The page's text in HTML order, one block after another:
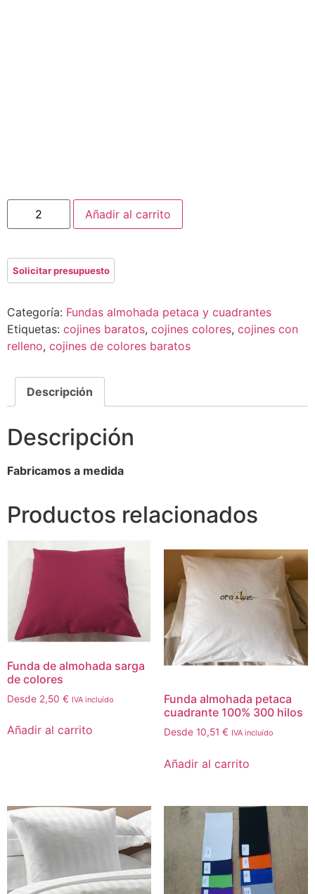
Añadir al carrito
Categoría: Fundas almohada petaca y cuadrantes
Etiquetas: cojines baratos, cojines colores, cojines con
relleno, cojines de colores baratos
Descripción
Descripción
Fabricamos a medida
Productos relacionados
Funda de almohada sarga
de colores
Desde 2,50 € IVA incluído
Añadir al carrito
Funda almohada petaca
cuadrante 100% 300 hilos
Desde 10,51 € IVA incluído
Añadir al carrito